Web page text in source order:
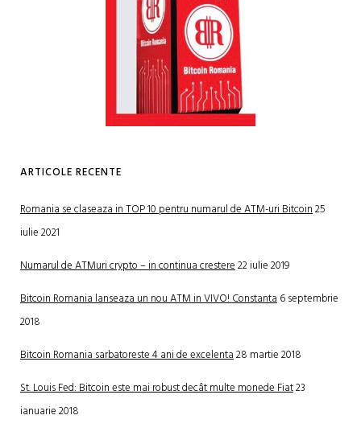
ARTICOLE RECENTE
Romania se claseaza in TOP 10 pentru numarul de ATM-uri Bitcoin25
iulie 2021
Numarul de ATMuri crypto – in continua crestere22 iulie 2019
Bitcoin Romania lanseaza un nou ATM in VIVO! Constanta6 septembrie
2018
Bitcoin Romania sarbatoreste 4 ani de excelenta28 martie 2018
St. Louis Fed: Bitcoin este mai robust decât multe monede Fiat23
ianuarie 2018